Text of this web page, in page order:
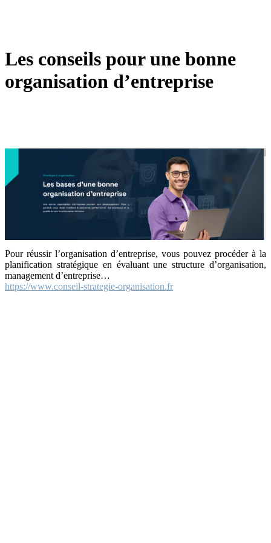
Les conseils pour une bonne
organisation d’entreprise
Pour réussir l’organisation d’entreprise, vous pouvez procéder à la
planification stratégique en évaluant une structure d’organisation,
management d’entreprise…
https://www.conseil-strategie-organisation.fr